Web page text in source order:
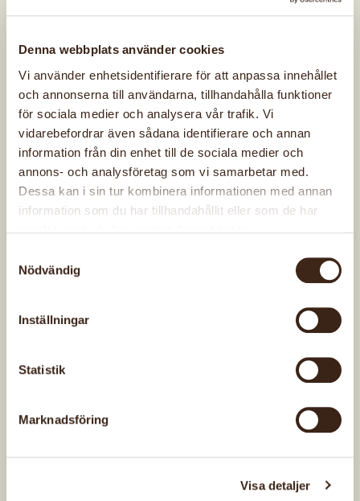
Denna webbplats använder cookies
Vi använder enhetsidentifierare för att anpassa innehållet
och annonserna till användarna, tillhandahålla funktioner
för sociala medier och analysera vår trafik. Vi
vidarebefordrar även sådana identifierare och annan
information från din enhet till de sociala medier och
annons- och analysföretag som vi samarbetar med.
Dessa kan i sin tur kombinera informationen med annan
information som du har tillhandahållit eller som de har
Nödvändig
Inställningar
Statistik
Marknadsföring
Visa detaljer
Skriv gärna ”Hemslöjdens Dag 2026” i rubriken
Hemslöjdens dag 2026 i Halmstad
är bra om ni så tidigt som möjligt lägger in ert
planerade program för att vi ska kunna förbereda
marknadsföringen.
Vi kommer publicera pressmeddelandet på
startsidan på hemsidan för att ytterligare
underlätta för press och privatpersoner att hitta
information.
Slöjdkalendern till Annika på:
Här finns gemensamma bilder inför Hemslöjdens
ner. Fotografens namn ska alltid anges vid